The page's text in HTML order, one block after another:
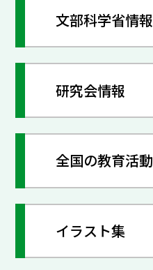
文部科学省情報
研究会情報
全国の教育活動
イラスト集